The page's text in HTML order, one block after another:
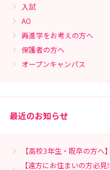
入試
AO
再進学をお考えの方へ
保護者の方へ
オープンキャンパス
最近のお知らせ
【高校3年生・既卒の方へ
【遠方にお住まいの方必